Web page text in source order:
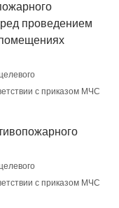
проведением
с приказом МЧС
с приказом МЧС